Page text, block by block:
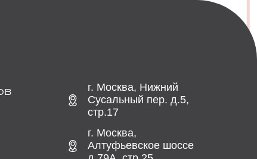
г. Москва, Нижний
Сусальный пер. д.5,
стр.17
г. Москва,
Алтуфьевское шоссе